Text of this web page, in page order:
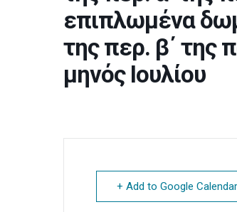
επιπλωμένα
της περ. β΄ της
μηνός Ιουλίου
+ Add to Google Calendar